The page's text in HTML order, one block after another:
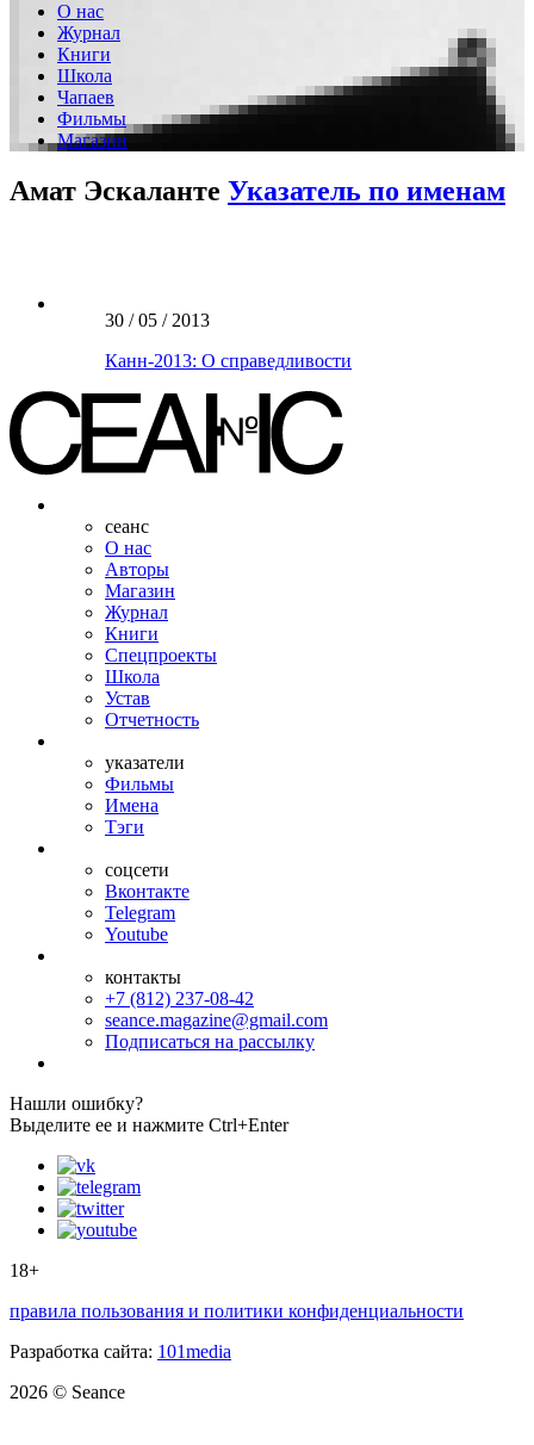
О нас
Журнал
Книги
Школа
Чапаев
Фильмы
Магазин
Амат Эскаланте Указатель по именам
30 / 05 / 2013
Канн-2013: О справедливости
сеанс
О нас
Авторы
Магазин
Журнал
Книги
Спецпроекты
Школа
Устав
Отчетность
указатели
Фильмы
Имена
Тэги
соцсети
Вконтакте
Telegram
Youtube
контакты
+7 (812) 237-08-42
seance.magazine@gmail.com
Подписаться на рассылку
Нашли ошибку?
Выделите ее и нажмите Ctrl+Enter
18+
правила пользования и политики конфиденциальности
Разработка сайта: 101media
2026 © Seance